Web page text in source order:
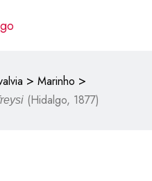
> Marinho >
(Hidalgo, 1877)